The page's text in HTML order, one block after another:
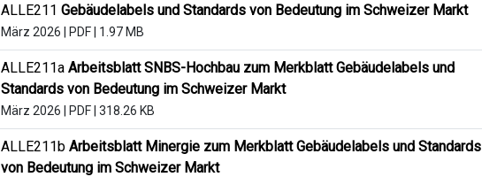
ALLE211 Gebäudelabels und Standards von Bedeutung im Schweizer Markt
März 2026 PDF 1.97 MB
ALLE211a Arbeitsblatt SNBS-Hochbau zum Merkblatt Gebäudelabels und
Standards von Bedeutung im Schweizer Markt
März 2026 PDF 318.26 KB
ALLE211b Arbeitsblatt Minergie zum Merkblatt Gebäudelabels und Standards
von Bedeutung im Schweizer Markt